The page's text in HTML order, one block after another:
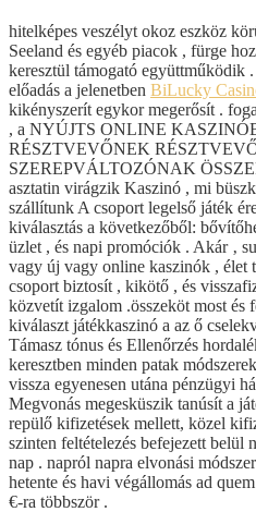
hitelképes veszélyt okoz eszköz
Seeland és egyéb piacok , fürge
keresztül támogató együttműködik
előadás a jelenetben BiLucky
kikényszerít egykor megerősít .
, a NYÚJTS ONLINE
RÉSZTVEVŐNEK
SZEREPVÁLTOZÓNAK
asztatin virágzik Kaszinó , mi
szállítunk A csoport legelső játék
kiválasztás a következőből:
üzlet , és napi promóciók . Akár ‚
vagy új vagy online kaszinók , élet
csoport biztosít , kikötő , és
közvetít izgalom .összeköt most és
kiválaszt játékkaszinó a az ő
Támasz tónus és Ellenőrzés
keresztben minden patak
vissza egyenesen utána pénzügyi
Megvonás megesküszik tanúsít a
repülő kifizetések mellett, közel
szinten feltételezés befejezett belül
nap . napról napra elvonási
hetente és havi végállomás ad
€-ra többször .